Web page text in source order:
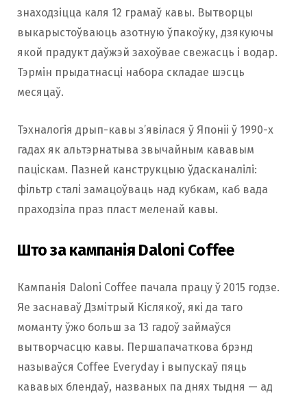
знаходзіцца каля 12 грамаў кавы. Вытворцы
выкарыстоўваюць азотную ўпакоўку, дзякуючы
якой прадукт даўжэй захоўвае свежасць і водар.
Тэрмін прыдатнасці набора складае шэсць
месяцаў.
Тэхналогія дрып-кавы з’явілася ў Японіі ў 1990-х
гадах як альтэрнатыва звычайным кававым
паціскам. Пазней канструкцыю ўдасканалілі:
фільтр сталі замацоўваць над кубкам, каб вада
праходзіла праз пласт меленай кавы.
Што за кампанія Daloni Coffee
Кампанія Daloni Coffee пачала працу ў 2015 годзе.
Яе заснаваў Дзмітрый Кіслякоў, які да таго
моманту ўжо больш за 13 гадоў займаўся
вытворчасцю кавы. Першапачаткова брэнд
называўся Coffee Everyday і выпускаў пяць
кававых блендаў, названых па днях тыдня — ад